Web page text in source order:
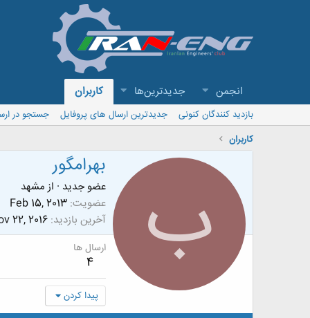
انجمن جدیدترین‌ها کاربران
بازدید کنندگان کنونی جدیدترین ارسال های پروفایل
جستجو در
کاربران
ب بهرامگور
عضو جدید · از مشهد
عضویت Feb 15, 2013
آخرین بازدید 22, 2016
ارسال ها
4
پیدا کردن